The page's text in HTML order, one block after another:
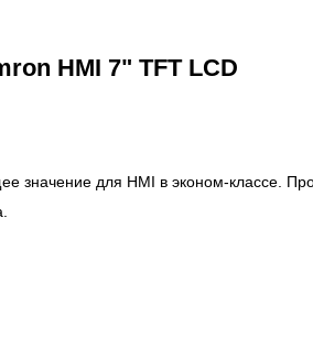
HMI 7" TFT LCD
значение для HMI в эконом-классе.